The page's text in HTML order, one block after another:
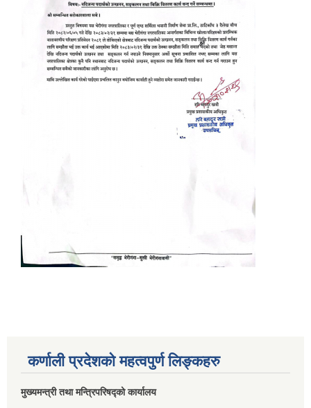
कर्णाली प्रदेशको महत्वपुर्ण लिङ्कहरु
मुख्यमन्त्री तथा मन्त्रिपरिषद्को कार्यालय